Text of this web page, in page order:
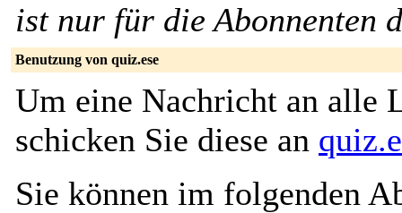
ist nur für die Abonnenten
Benutzung von quiz.ese
Um eine Nachricht an alle
schicken Sie diese an
Sie können im folgenden